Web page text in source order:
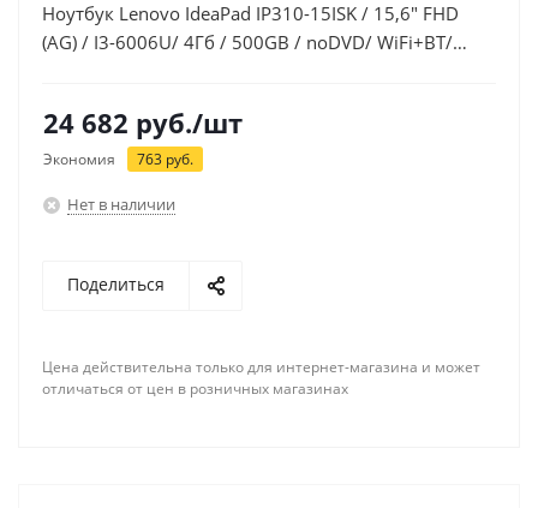
Ноутбук Lenovo IdeaPad IP310-15ISK / 15,6" FHD
(AG) / I3-6006U/ 4Гб / 500GB / noDVD/ WiFi+BT/
24 682 руб./шт
Экономия 763 руб.
Нет в наличии
Поделиться
Цена действительна только для интернет-магазина и может
отличаться от цен в розничных магазинах